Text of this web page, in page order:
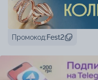
Промокод:Fest2